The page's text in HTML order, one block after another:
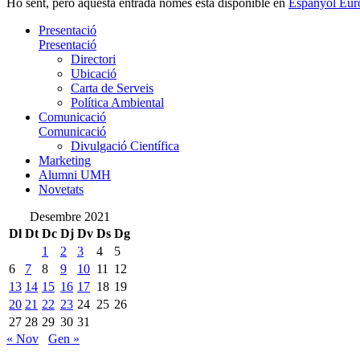
Presentació
Presentació
Directori
Ubicació
Carta de Serveis
Política Ambiental
Comunicació
Comunicació
Divulgació Científica
Marketing
Alumni UMH
Novetats
Desembre 2021
Dl Dt Dc Dj Dv Ds Dg
1
2 3 4
5
6
7 8 9 10 11
12
13 14 15 16 17 18 19
20 21 22 23 24 25 26
27 28 29 30 31
« Nov
Gen »